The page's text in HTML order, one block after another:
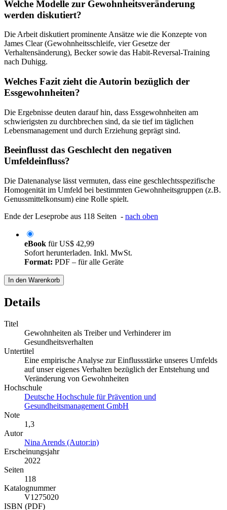
Welche Modelle zur Gewohnheitsveränderung
werden diskutiert?
Die Arbeit diskutiert prominente Ansätze wie die Konzepte von
James Clear (Gewohnheitsschleife, vier Gesetze der
Verhaltensänderung), Becker sowie das Habit-Reversal-Training
nach Duhigg.
Welches Fazit zieht die Autorin bezüglich der
Essgewohnheiten?
Die Ergebnisse deuten darauf hin, dass Essgewohnheiten am
schwierigsten zu durchbrechen sind, da sie tief im täglichen
Lebensmanagement und durch Erziehung geprägt sind.
Beeinflusst das Geschlecht den negativen
Umfeldeinfluss?
Die Datenanalyse lässt vermuten, dass eine geschlechtsspezifische
Homogenität im Umfeld bei bestimmten Gewohnheitsgruppen (z.B.
Genussmittelkonsum) eine Rolle spielt.
Ende der Leseprobe aus 118 Seiten - nach oben
eBook fürUS$ 42,99
Sofort herunterladen. Inkl. MwSt.
Format: PDF – für alle Geräte
In den Warenkorb
Details
Titel
Gewohnheiten als Treiber und Verhinderer im
Gesundheitsverhalten
Untertitel
Eine empirische Analyse zur Einflussstärke unseres Umfelds
auf unser eigenes Verhalten bezüglich der Entstehung und
Veränderung von Gewohnheiten
Hochschule
Deutsche Hochschule für Prävention und
Gesundheitsmanagement GmbH
Note
1,3
Autor
Nina Arends (Autor:in)
Erscheinungsjahr
2022
Seiten
118
Katalognummer
V1275020
ISBN (PDF)